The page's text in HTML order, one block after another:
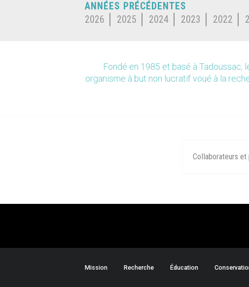
ANNÉES PRÉCÉDENTES
2026
2025 2024 2023 2022
Fondé en 1985 et basé à Tadoussac,
organisme à but non lucratif voué à la
Collaborateurs et
Mission Recherche Éducation